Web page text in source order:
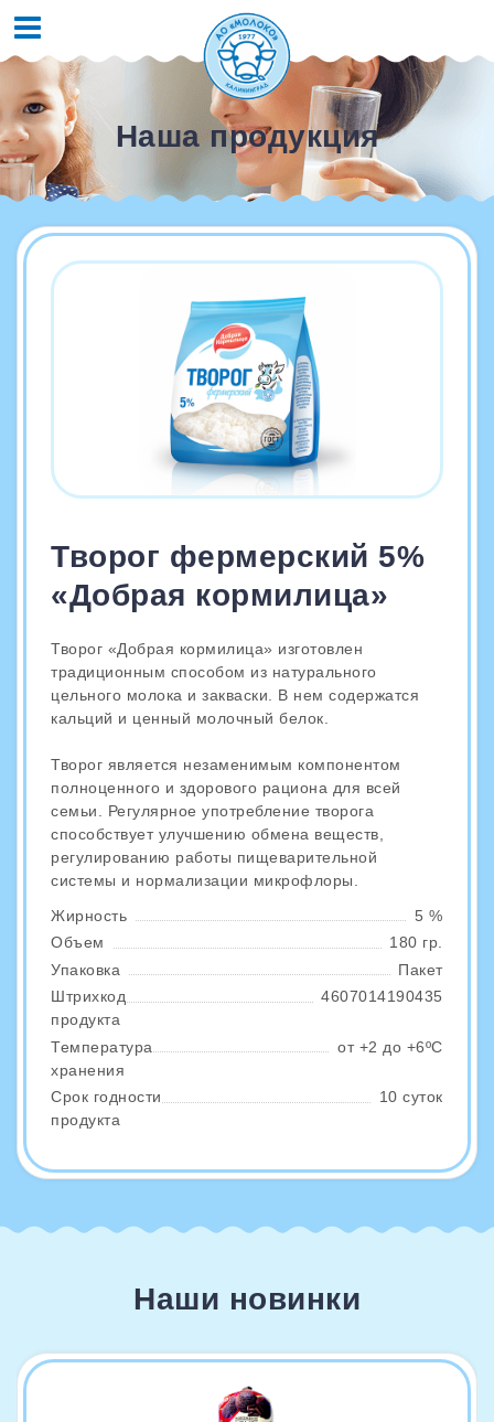
Наша продукция
Творог фермерский 5%
«Добрая кормилица»
Творог «Добрая кормилица» изготовлен
традиционным способом из натурального
цельного молока и закваски. В нем содержатся
кальций и ценный молочный белок.
Творог является незаменимым компонентом
полноценного и здорового рациона для всей
семьи. Регулярное употребление творога
способствует улучшению обмена веществ,
регулированию работы пищеварительной
системы и нормализации микрофлоры.
Жирность
5 %
Объем
180 гр.
Упаковка
Пакет
Штрихкод
продукта
4607014190435
Температура
хранения
от +2 до +6ºС
Срок годности
продукта
10 суток
Наши новинки